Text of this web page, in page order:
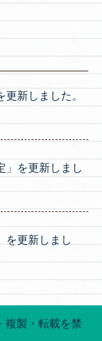
更新しました。
」を更新しまし
を更新しまし
複製・転載を禁